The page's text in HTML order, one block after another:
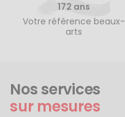
172 ans
Votre référence beaux-
arts
Nos services
sur mesures